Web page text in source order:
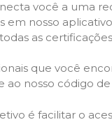
você a uma
em nosso
as
que você
ao nosso código
é facilitar o